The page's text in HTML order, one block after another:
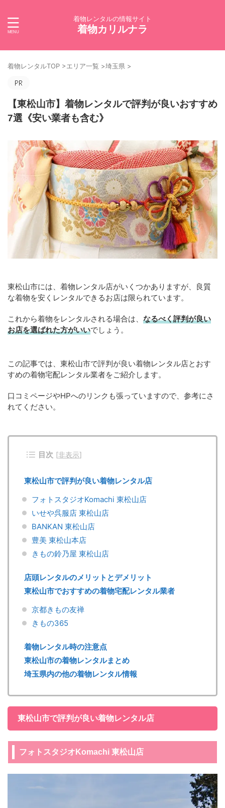
着物レンタルの情報サイト
着物カリルナラ
着物レンタルTOP >エリア一覧 >埼玉県 >
【東松山市】着物レンタルで評判が良いおすすめ
7選《安い業者も含む》
東松山市には、着物レンタル店がいくつかありますが、良質
な着物を安くレンタルできるお店は限られています。
これから着物をレンタルされる場合は、 なるべく評判が良い
お店を選ばれた方がいいでしょう。
この記事では、東松山市で評判が良い着物レンタル店とおす
すめの着物宅配レンタル業者をご紹介します。
口コミページやHPへのリンクも張っていますので、参考にさ
れてください。
目次 [非表示]
東松山市で評判が良い着物レンタル店
フォトスタジオKomachi 東松山店
いせや呉服店 東松山店
BANKAN 東松山店
豊美 東松山本店
きもの鈴乃屋 東松山店
店頭レンタルのメリットとデメリット
東松山市でおすすめの着物宅配レンタル業者
京都きもの友禅
きもの365
着物レンタル時の注意点
東松山市の着物レンタルまとめ
埼玉県内の他の着物レンタル情報
東松山市で評判が良い着物レンタル店
フォトスタジオKomachi 東松山店